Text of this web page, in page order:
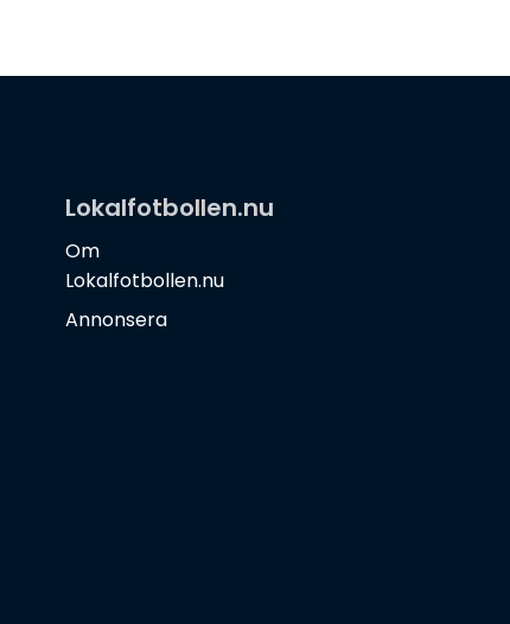
Lokalfotbollen.nu
Om
Lokalfotbollen.nu
Annonsera